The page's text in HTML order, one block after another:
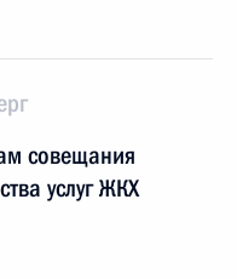
совещания
услуг ЖКХ